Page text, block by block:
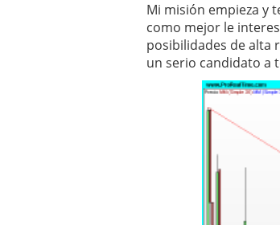
Mi misión empieza y
como mejor le
posibilidades de alta
un serio candidato a